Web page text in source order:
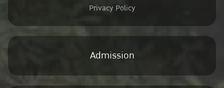
Privacy Policy
Admission